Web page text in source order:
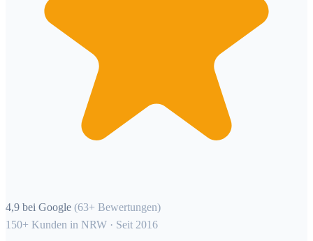
4,9 bei Google (63+ Bewertungen)
150+ Kunden in NRW · Seit 2016